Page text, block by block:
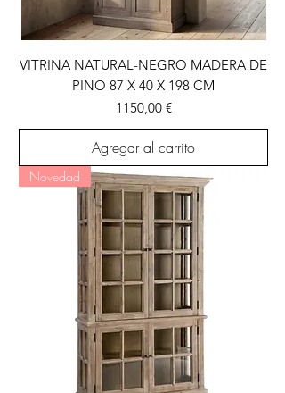
VITRINA NATURAL-NEGRO MADERA DE
PINO 87 X 40 X 198 CM
Precio
1150,00 €
Agregar al carrito
Novedad